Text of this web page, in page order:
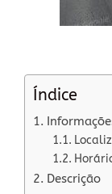
Índice
Descrição